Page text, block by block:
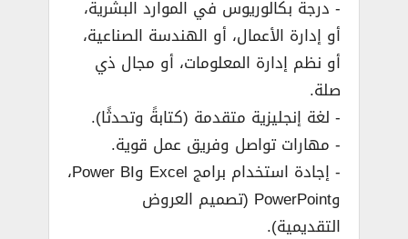
­- درجة بكالوريوس في الموارد البشرية،
أو إدارة الأعمال، أو الهندسة الصناعية،
أو نظم إدارة المعلومات، أو مجال ذي
صلة.
­- لغة إنجليزية متقدمة (كتابةً وتحدثًا).
­- مهارات تواصل وفريق عمل قوية.
­- إجادة استخدام برامج Excel وPower BI،
وPowerPoint (تصميم العروض
التقديمية).